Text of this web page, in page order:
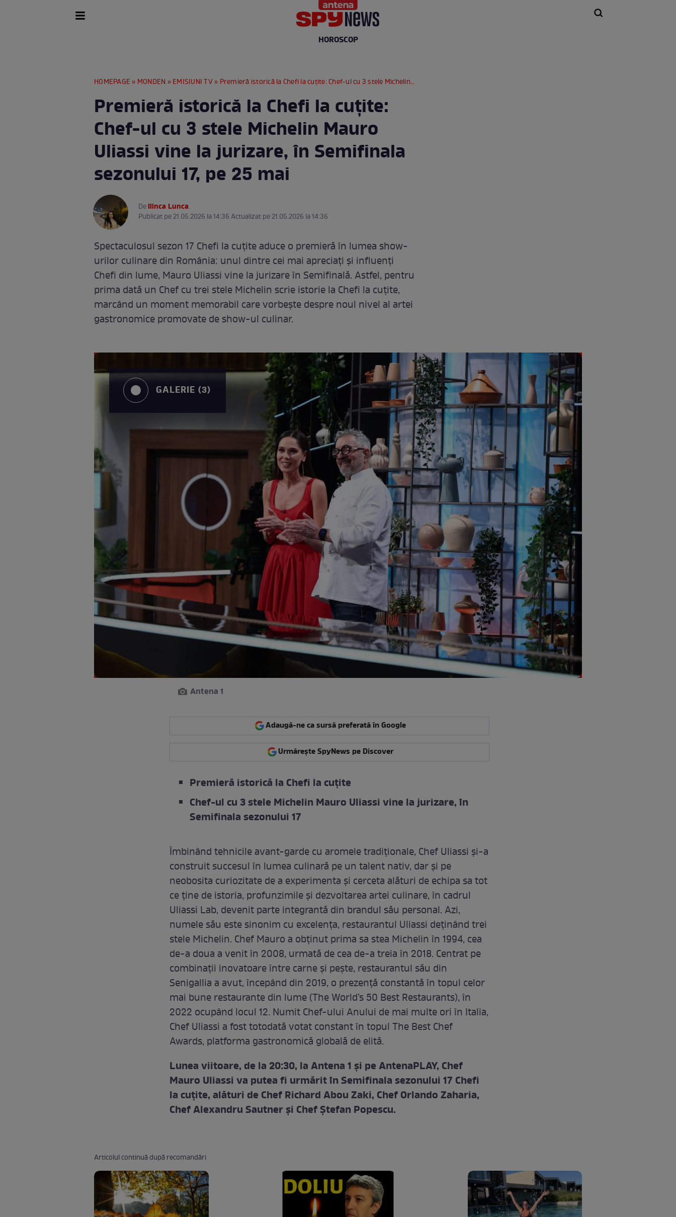
HOROSCOP
HOMEPAGE » MONDEN »EMISIUNI TV» Premieră istorică la Chefi la cuțite: Chef-ul cu 3 stele Michelin Mauro Uliassi vine la jurizare, în Semifinala sezonului 17, pe 25 mai
Premieră istorică la Chefi la cuțite:
Chef-ul cu 3 stele Michelin Mauro
Uliassi vine la jurizare, în Semifinala
sezonului 17, pe 25 mai
DeIlinca Lunca.
Publicat pe 21.05.2026 la 14:36 Actualizat pe 21.05.2026 la 14:36
Spectaculosul sezon 17 Chefi la cuțite aduce o premieră în lumea show-
urilor culinare din România: unul dintre cei mai apreciați și influenți
Chefi din lume, Mauro Uliassi vine la jurizare în Semifinală. Astfel, pentru
prima dată un Chef cu trei stele Michelin scrie istorie la Chefi la cuțite,
marcând un moment memorabil care vorbește despre noul nivel al artei
gastronomice promovate de show-ul culinar.
GALERIE (3)
Antena 1
Adaugă-ne ca sursă preferată în Google
Urmărește SpyNews pe Discover
Premieră istorică la Chefi la cuțite
Chef-ul cu 3 stele Michelin Mauro Uliassi vine la jurizare, în
Semifinala sezonului 17
Îmbinând tehnicile avant-garde cu aromele tradiționale, Chef Uliassi și-a
construit succesul în lumea culinară pe un talent nativ, dar și pe
neobosita curiozitate de a experimenta și cerceta alături de echipa sa tot
ce ține de istoria, profunzimile și dezvoltarea artei culinare, în cadrul
Uliassi Lab, devenit parte integrantă din brandul său personal. Azi,
numele său este sinonim cu excelența, restaurantul Uliassi deținând trei
stele Michelin. Chef Mauro a obținut prima sa stea Michelin în 1994, cea
de-a doua a venit în 2008, urmată de cea de-a treia în 2018. Centrat pe
combinații inovatoare între carne și pește, restaurantul său din
Senigallia a avut, începând din 2019, o prezență constantă în topul celor
mai bune restaurante din lume (The World’s 50 Best Restaurants), în
2022 ocupând locul 12. Numit Chef-ului Anului de mai multe ori în Italia,
Chef Uliassi a fost totodată votat constant în topul The Best Chef
Awards, platforma gastronomică globală de elită.
Lunea viitoare, de la 20:30, la Antena 1 și pe AntenaPLAY, Chef
Mauro Uliassi va putea fi urmărit în Semifinala sezonului 17 Chefi
la cuțite, alături de Chef Richard Abou Zaki, Chef Orlando Zaharia,
Chef Alexandru Sautner și Chef Ștefan Popescu.
Articolul continuă după recomandări